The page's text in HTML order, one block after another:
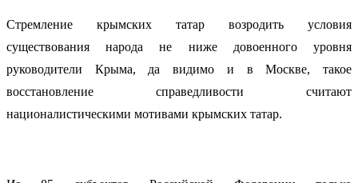
Стремление крымских татар возродить условия
существования народа не ниже довоенного уровня
руководители Крыма, да видимо и в Москве, такое
восстановление справедливости считают
националистическими мотивами крымских татар.